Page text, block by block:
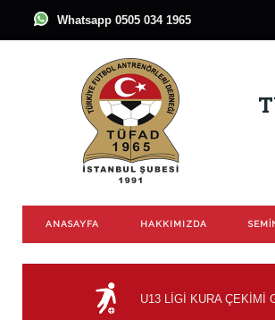
Whatsapp 0505 034 1965
ANASAYFA HAKKIMIZDA
U13 LİGİ KURA ÇEKİMİ